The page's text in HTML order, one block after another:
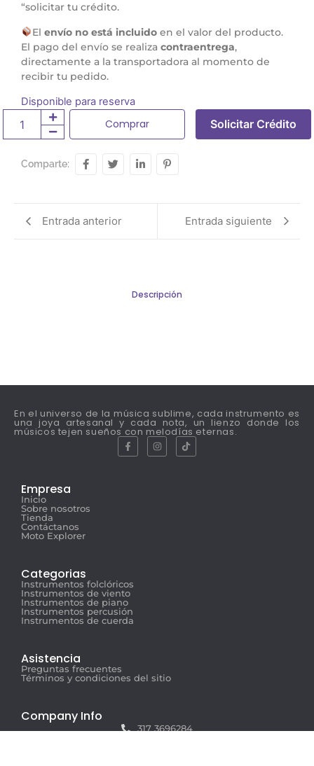
“solicitar tu crédito.
El envío no está incluidoen el valor del producto.
El pago del envío se realiza contraentrega,
directamente a la transportadora al momento de
recibir tu pedido.
Disponible para reserva
Comprar Solicitar Crédito
Comparte:
Entrada anterior Entrada siguiente
Descripción
En el universo de la música sublime, cada instrumento es
una joya artesanal y cada nota, un lienzo donde los
músicos tejen sueños con melodías eternas.
Empresa
Inicio
Sobre nosotros
Tienda
Contáctanos
Moto Explorer
Categorias
Instrumentos folclóricos
Instrumentos de viento
Instrumentos de piano
Instrumentos percusión
Instrumentos de cuerda
Asistencia
Preguntas frecuentes
Términos y condiciones del sitio
Company Info
317 3696284